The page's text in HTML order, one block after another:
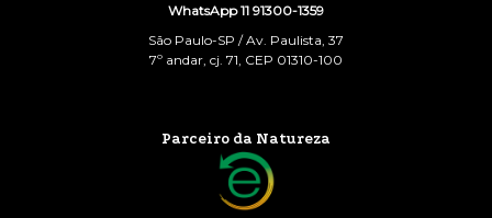
WhatsApp 11 91300-1359
São Paulo-SP / Av. Paulista, 37
7º andar, cj. 71, CEP 01310-100
Parceiro da Natureza